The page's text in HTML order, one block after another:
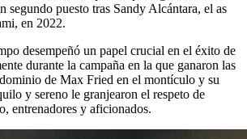
segundo puesto tras Sandy Alcántara, el as
en 2022.
desempeñó un papel crucial en el éxito de
durante la campaña en la que ganaron las
de Max Fried en el montículo y su
y sereno le granjearon el respeto de
entrenadores y aficionados.